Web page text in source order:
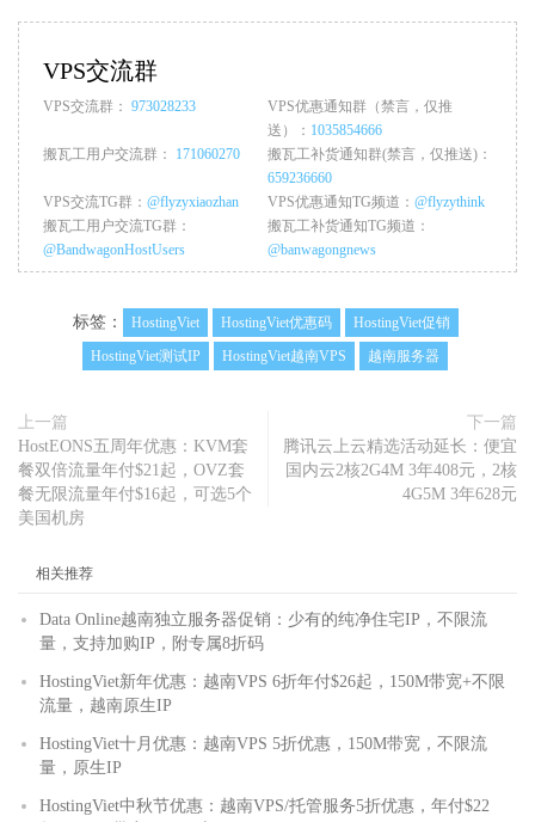
VPS交流群
VPS交流群： 973028233
VPS优惠通知群（禁言，仅推
送）： 1035854666
搬瓦工用户交流群： 171060270
搬瓦工补货通知群(禁言，仅推送)：
659236660
VPS交流TG群： @flyzyxiaozhan VPS优惠通知TG频道： @flyzythink
搬瓦工用户交流TG群：
@BandwagonHostUsers
搬瓦工补货通知TG频道：
@banwagongnews
标签： HostingViet HostingViet优惠码
HostingViet促销
HostingViet测试IP
HostingViet越南VPS 越南服务器
上一篇
HostEONS五周年优惠：KVM套
餐双倍流量年付$21起，OVZ套
餐无限流量年付$16起，可选5个
美国机房
下一篇
腾讯云上云精选活动延长：便宜
国内云2核2G4M 3年408元，2核
4G5M 3年628元
相关推荐
Data Online越南独立服务器促销：少有的纯净住宅IP，不限流
量，支持加购IP，附专属8折码
HostingViet新年优惠：越南VPS 6折年付$26起，150M带宽+不限
流量，越南原生IP
HostingViet十月优惠：越南VPS 5折优惠，150M带宽，不限流
量，原生IP
HostingViet中秋节优惠：越南VPS/托管服务5折优惠，年付$22